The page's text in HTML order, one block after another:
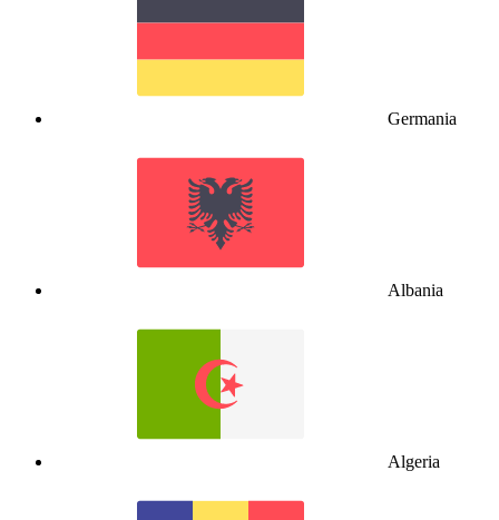
Germania
Albania
Algeria